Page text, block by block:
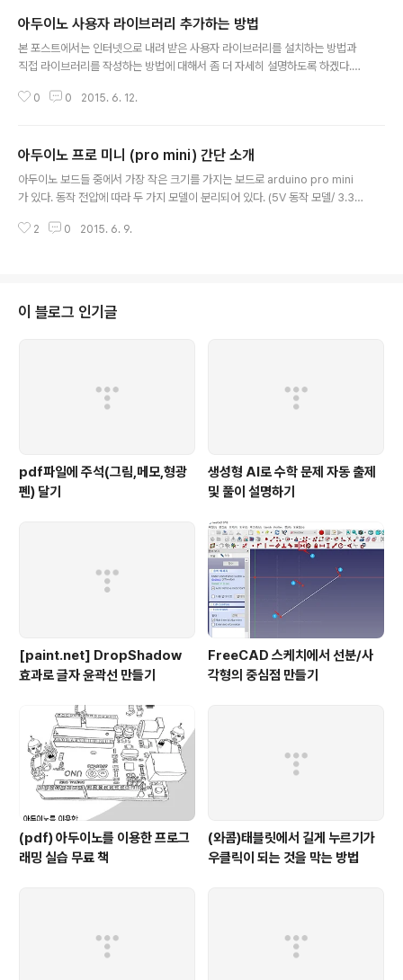
아두이노 사용자 라이브러리 추가하는 방법
본 포스트에서는 인터넷으로 내려 받은 사용자 라이브러리를 설치하는 방법과
직접 라이브러리를 작성하는 방법에 대해서 좀 더 자세히 설명하도록 하겠다.
다운로드 받은 라이브러리를 복사하거나 사용자가 직접 작성한 라이브러리를
한다. 예를 들어서 MyLib 라는 이름으로 (보통 라이브러리명은 대문자로 시작
한다.) 라이브러리를 작성한다면 {내문서}\Arduino\libraris 폴더 밑에 MyLi
b라는 폴더가 있어야 하고 이 폴더 밑에 MyLib.h 헤더 파일과 MyLib.cp..
0 0 2015. 6. 12.
아두이노 프로 미니 (pro mini) 간단 소개
아두이노 보드들 중에서 가장 작은 크기를 가지는 보드로 arduino pro mini
가 있다. 동작 전압에 따라 두 가지 모델이 분리되어 있다. (5V 동작 모델/ 3.3V
로는 아두이노 우노보다 핀수가 조금 더 많다. 메인 프로세서 : ATmega328
or 5 - 12 V (5V model) 전원을 인가할 때 한 가지 주의할 점은 정..
2 0 2015. 6. 9.
이 블로그 인기글
pdf파일에 주석(그림,메모,형광
펜) 달기
생성형 AI로 수학 문제 자동 출제
및 풀이 설명하기
[paint.net] DropShadow
효과로 글자 윤곽선 만들기
FreeCAD 스케치에서 선분/사
각형의 중심점 만들기
(pdf) 아두이노를 이용한 프로그
래밍 실습 무료 책
(와콤)태블릿에서 길게 누르기가
우클릭이 되는 것을 막는 방법